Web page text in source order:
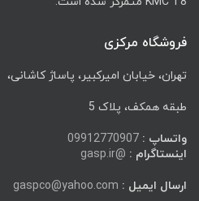
فروشگاه مرکزی
تهران، خیابان امیرکبیر، پاساژ کاشانی،
طبقه همکف، پلاک 5
واتساپ : 09912770907
اینستاگرام : @gasp.ir
ارسال ایمیل : gaspco@yahoo.com